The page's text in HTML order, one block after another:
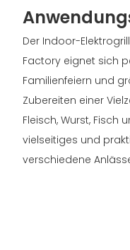
Der Indoor-
Factory eignet sich
Familienfeiern und
Zubereiten einer
Fleisch, Wurst, Fisch
vielseitiges und
verschiedene